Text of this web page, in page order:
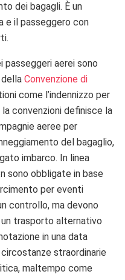
dei bagagli. È un
e il passeggero con
passeggeri aerei sono
Convenzione di
come l’indennizzo per
convenzioni definisce la
aeree per
del bagaglio,
imbarco. In linea
sono obbligate in base
per eventi
controllo, ma devono
trasporto alternativo
in una data
straordinarie
maltempo come